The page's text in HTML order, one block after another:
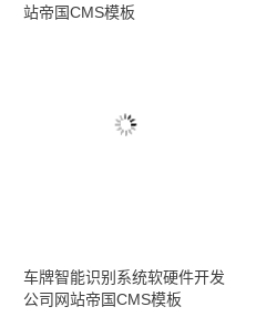
站帝国CMS模板
车牌智能识别系统软硬件开发
公司网站帝国CMS模板